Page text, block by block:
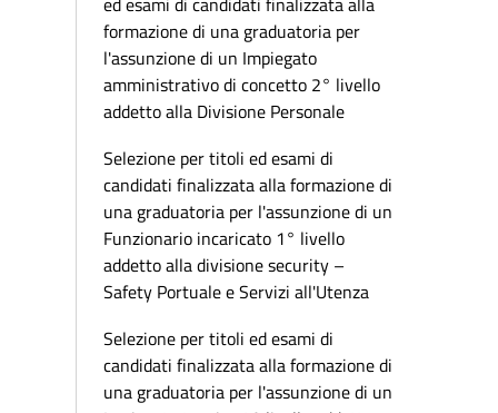
formazione di una graduatoria per
l'assunzione di un Impiegato
amministrativo di concetto 2° livello
addetto alla Divisione Personale
Selezione per titoli ed esami di
candidati finalizzata alla formazione di
una graduatoria per l'assunzione di un
Funzionario incaricato 1° livello
addetto alla divisione security –
Safety Portuale e Servizi all'Utenza
Selezione per titoli ed esami di
candidati finalizzata alla formazione di
una graduatoria per l'assunzione di un